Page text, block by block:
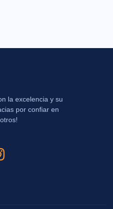
la excelencia y su
por confiar en